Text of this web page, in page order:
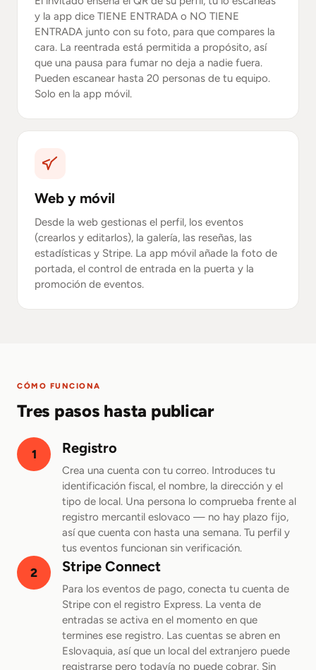
y la app dice TIENE ENTRADA o NO TIENE
ENTRADA junto con su foto, para que compares la
cara. La reentrada está permitida a propósito, así
que una pausa para fumar no deja a nadie fuera.
Pueden escanear hasta 20 personas de tu equipo.
Solo en la app móvil.
Web y móvil
Desde la web gestionas el perfil, los eventos
(crearlos y editarlos), la galería, las reseñas, las
estadísticas y Stripe. La app móvil añade la foto de
portada, el control de entrada en la puerta y la
promoción de eventos.
CÓMO FUNCIONA
Tres pasos hasta publicar
1 Registro
Crea una cuenta con tu correo. Introduces tu
identificación fiscal, el nombre, la dirección y el
tipo de local. Una persona lo comprueba frente al
registro mercantil eslovaco — no hay plazo fijo,
así que cuenta con hasta una semana. Tu perfil y
tus eventos funcionan sin verificación.
2 Stripe Connect
Para los eventos de pago, conecta tu cuenta de
Stripe con el registro Express. La venta de
entradas se activa en el momento en que
termines ese registro. Las cuentas se abren en
Eslovaquia, así que un local del extranjero puede
registrarse pero todavía no puede cobrar. Sin